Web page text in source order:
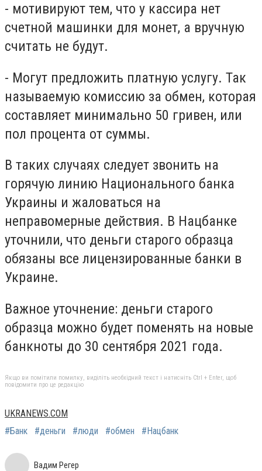
- мотивируют тем, что у кассира нет
счетной машинки для монет, а вручную
считать не будут.
- Могут предложить платную услугу. Так
называемую комиссию за обмен, которая
составляет минимально 50 гривен, или
пол процента от суммы.
В таких случаях следует звонить на
горячую линию Национального банка
Украины и жаловаться на
неправомерные действия. В Нацбанке
уточнили, что деньги старого образца
обязаны все лицензированные банки в
Украине.
Важное уточнение: деньги старого
образца можно будет поменять на новые
банкноты до 30 сентября 2021 года.
Якщо ви помітили помилку, виділіть необхідний текст і натисніть Ctrl + Enter, щоб
повідомити про це редакцію
UKRANEWS.COM
#Банк
#деньги #люди #обмен #Нацбанк
Вадим Регер